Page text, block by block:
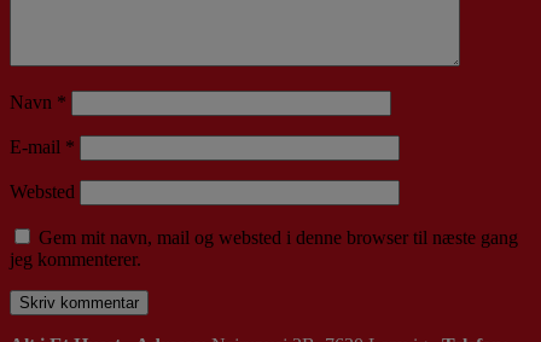
Navn *
E-mail *
Websted
Gem mit navn, mail og websted i denne browser til næste gang
jeg kommenterer.